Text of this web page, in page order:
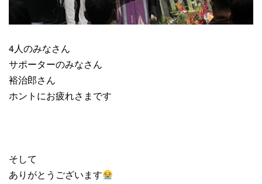
4人のみなさん
サポーターのみなさん
裕治郎さん
ホントにお疲れさまです
そして
ありがとうございます